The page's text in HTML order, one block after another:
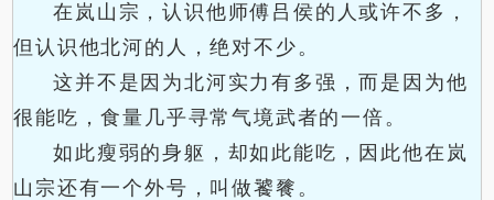
在岚山宗，认识他师傅吕侯的人或许不多，
但认识他北河的人，绝对不少。
这并不是因为北河实力有多强，而是因为他
很能吃，食量几乎寻常气境武者的一倍。
如此瘦弱的身躯，却如此能吃，因此他在岚
山宗还有一个外号，叫做饕餮。